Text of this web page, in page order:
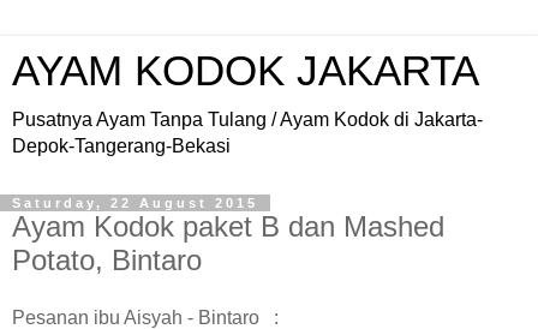
AYAM KODOK JAKARTA
Pusatnya Ayam Tanpa Tulang / Ayam Kodok di Jakarta-
Depok-Tangerang-Bekasi
Saturday, 22 August 2015
Ayam Kodok paket B dan Mashed
Potato, Bintaro
Pesanan ibu Aisyah - Bintaro :